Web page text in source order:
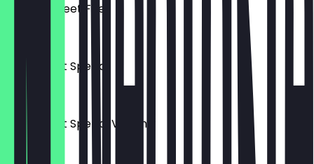
Tijuana Street Fries
Currywurst Spezial
€ 8,90
Currywurst Spezial Vegan
€ 8,90